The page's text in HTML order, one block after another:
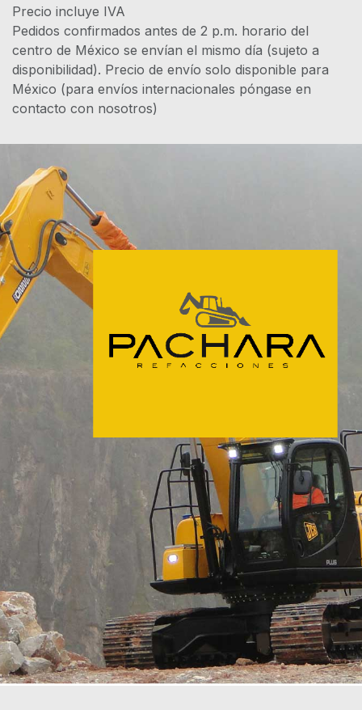
Precio incluye IVA
Pedidos confirmados antes de 2 p.m. horario del
centro de México se envían el mismo día (sujeto a
disponibilidad). Precio de envío solo disponible para
México (para envíos internacionales póngase en
contacto con nosotros)